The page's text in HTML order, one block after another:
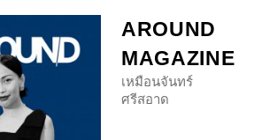
AROUND
MAGAZINE
เหมือนจันทร์
ศรีสอาด